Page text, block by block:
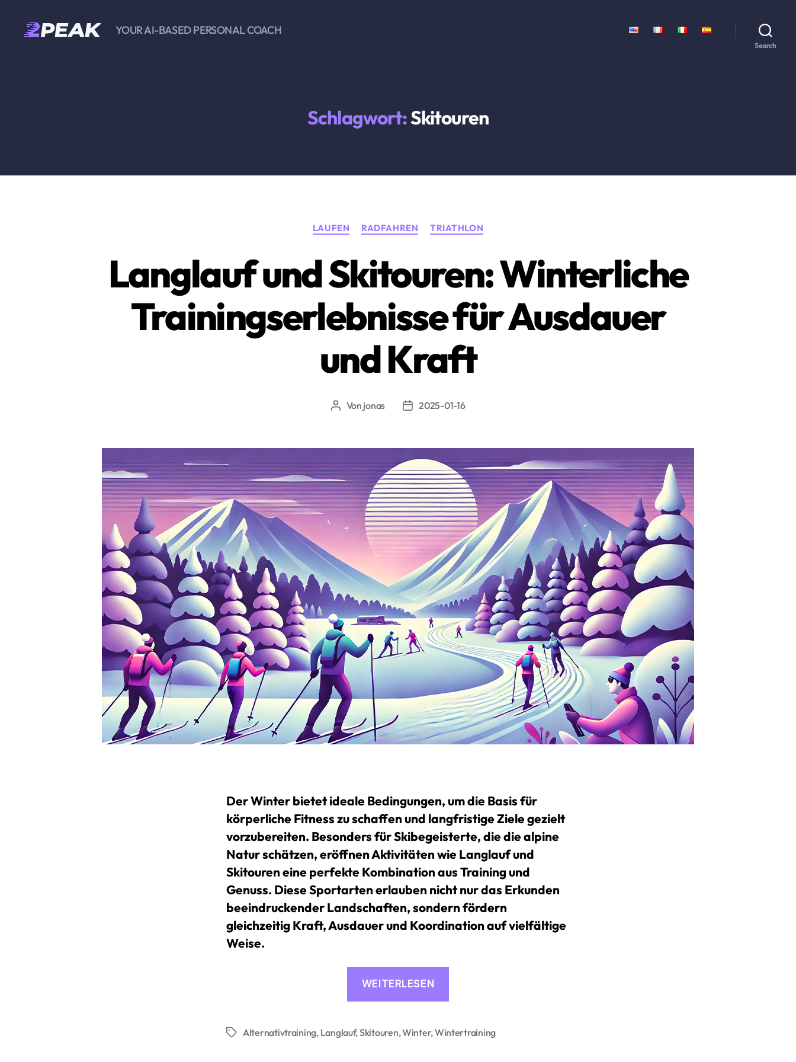
YOUR AI-BASED PERSONAL COACH
Search
Schlagwort:Skitouren
Kategorien
LAUFEN RADFAHREN TRIATHLON
Langlauf und Skitouren: Winterliche
Trainingserlebnisse für Ausdauer
und Kraft
Beitragsautor
Von jonas Beitragsdatum
2025-01-16
Der Winter bietet ideale Bedingungen, um die Basis für
körperliche Fitness zu schaffen und langfristige Ziele gezielt
vorzubereiten. Besonders für Skibegeisterte, die die alpine
Natur schätzen, eröffnen Aktivitäten wie Langlauf und
Skitouren eine perfekte Kombination aus Training und
Genuss. Diese Sportarten erlauben nicht nur das Erkunden
beeindruckender Landschaften, sondern fördern
gleichzeitig Kraft, Ausdauer und Koordination auf vielfältige
Weise.
WEITERLESEN
Winterliche
Schlagwörter
Alternativtraining, Langlauf,Skitouren,Winter,Wintertraining